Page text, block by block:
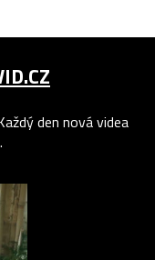
den nová videa